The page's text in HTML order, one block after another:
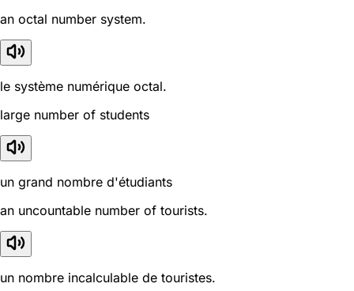
an octal number system.
le système numérique octal.
large number of students
un grand nombre d'étudiants
an uncountable number of tourists.
un nombre incalculable de touristes.